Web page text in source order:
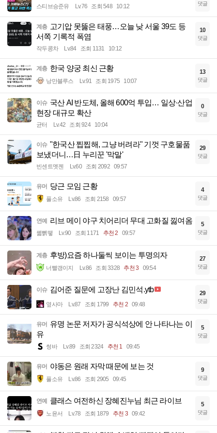
스티브승준유 Lv.76 조회 548 10:12 댓글
계층 고기압 못뚫은 태풍…오늘 낮 서울 39도 등
서쪽 기록적 폭염
작두콩차 Lv.84 조회 1131 10:12
10
댓글
계층 한국 양궁 최신 근황
낭만블루스 Lv.91 조회 1975 10:07
13
댓글
이슈 국산 AI 반도체, 올해 600억 투입… 일상·산업
현장 대규모 확산
균터 Lv.42 조회 924 10:04
0
댓글
이슈 "한국산 찝찝해, 그냥 버려라" 기껏 구호물품
보냈더니…日 누리꾼 '막말'
빈센트멧젠 Lv.60 조회 2092 09:57
29
댓글
유머 당근 모임 근황
풀소유 Lv.86 조회 2158 09:57
4
댓글
연예 리브 메이 야구 치어리더 무대 고화질 낋여옴
꿻뻵뗗 Lv.90 조회 1171 추천 2 09:57
5
댓글
계층 후방)요즘 하나둘씩 보이는 투명의자
너빨갱이지 Lv.86 조회 3328 추천 3 09:54
27
댓글
이슈 김어준 질문에 고장난 김민석.ytb
옆사마 Lv.87 조회 1799 추천 2 09:48
29
댓글
유머 유명 논문 저자가 공식석상에 안 나타나는 이
유
썽바 Lv.89 조회 2324 추천 1 09:45
5
댓글
유머 야동은 원래 자막 때문에 보는 것
풀소유 Lv.86 조회 2905 09:45
9
댓글
연예 클래스 여전하신 장혜진누님 최근 라이브
노윤서 Lv.78 조회 1879 추천 3 09:42
5
댓글